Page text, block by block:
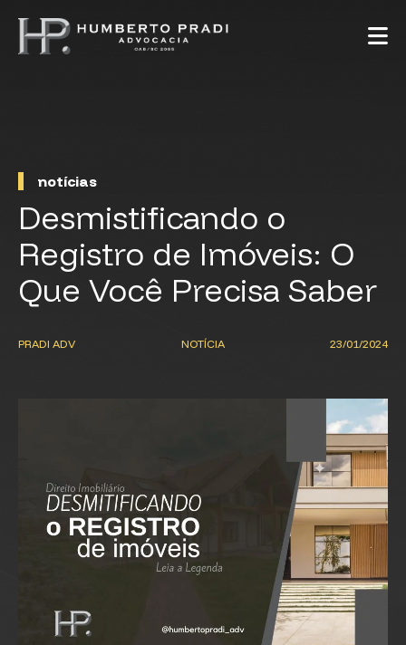
notícias
Desmistificando o
Registro de Imóveis: O
Que Você Precisa Saber
PRADI ADV NOTÍCIA 23/01/2024